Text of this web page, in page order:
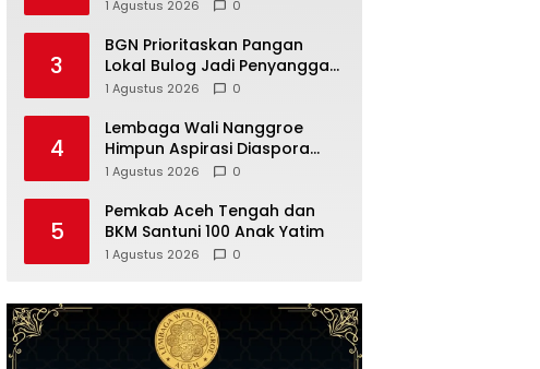
1 Agustus 2026 0
3
BGN Prioritaskan Pangan
Lokal Bulog Jadi Penyangga
Pasokan Beras
1 Agustus 2026 0
4
Lembaga Wali Nanggroe
Himpun Aspirasi Diaspora
Aceh untuk Penguatan MoU
Hasilnya
1 Agustus 2026 0
5
Pemkab Aceh Tengah dan
BKM Santuni 100 Anak Yatim
1 Agustus 2026 0